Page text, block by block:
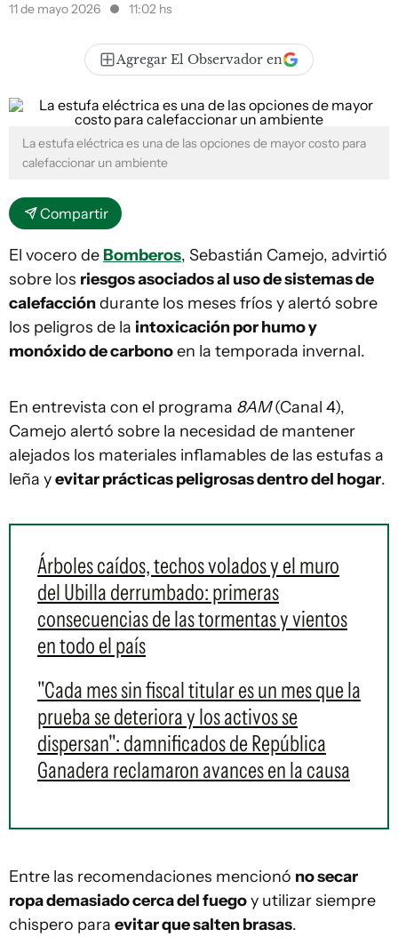
11 de mayo 2026 11:02 hs
Agregar El Observador en
La estufa eléctrica es una de las opciones de mayor costo para
calefaccionar un ambiente
Compartir
El vocero deBomberos, Sebastián Camejo, advirtió
sobre los riesgos asociados al uso de sistemas de
calefaccióndurante los meses fríos y alertó sobre
los peligros de la intoxicación por humo y
monóxido de carbonoen la temporada invernal.
En entrevista con el programa 8AM(Canal 4),
Camejo alertó sobre la necesidad de mantener
alejados los materiales inflamables de las estufas a
leña yevitar prácticas peligrosas dentro del hogar.
Árboles caídos, techos volados y el muro
del Ubilla derrumbado: primeras
consecuencias de las tormentas y vientos
en todo el país
"Cada mes sin fiscal titular es un mes que la
prueba se deteriora y los activos se
dispersan": damnificados de República
Ganadera reclamaron avances en la causa
Entre las recomendaciones mencionó no secar
ropa demasiado cerca del fuegoy utilizar siempre
chispero para evitar que salten brasas.